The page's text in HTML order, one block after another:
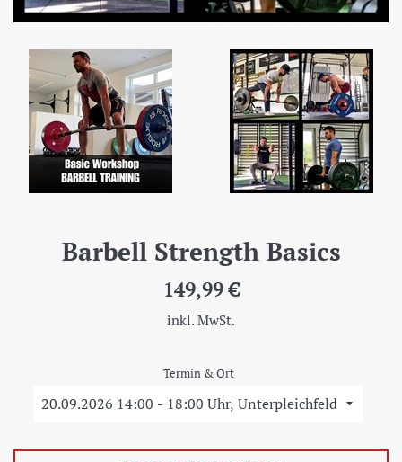
Barbell Strength Basics
Normaler
149,99 €
inkl. MwSt.
Termin & Ort